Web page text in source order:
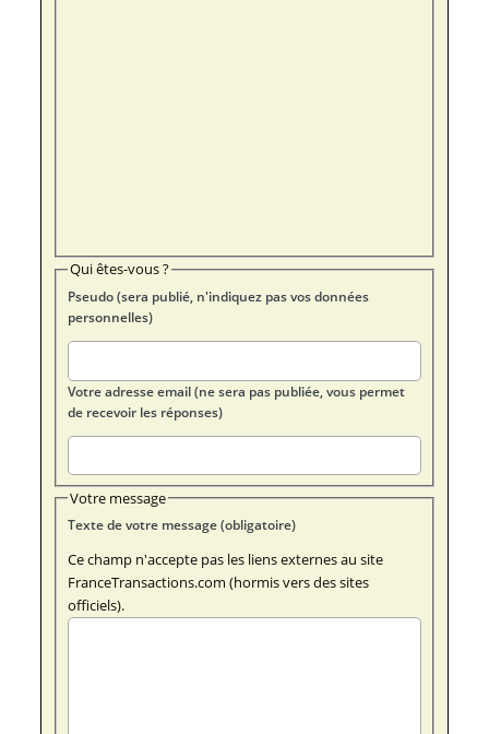
Qui êtes-vous ?
Pseudo (sera publié, n'indiquez pas vos données
personnelles)
Votre adresse email (ne sera pas publiée, vous permet
de recevoir les réponses)
Votre message
Texte de votre message (obligatoire)
Ce champ n'accepte pas les liens externes au site
FranceTransactions.com (hormis vers des sites
officiels).